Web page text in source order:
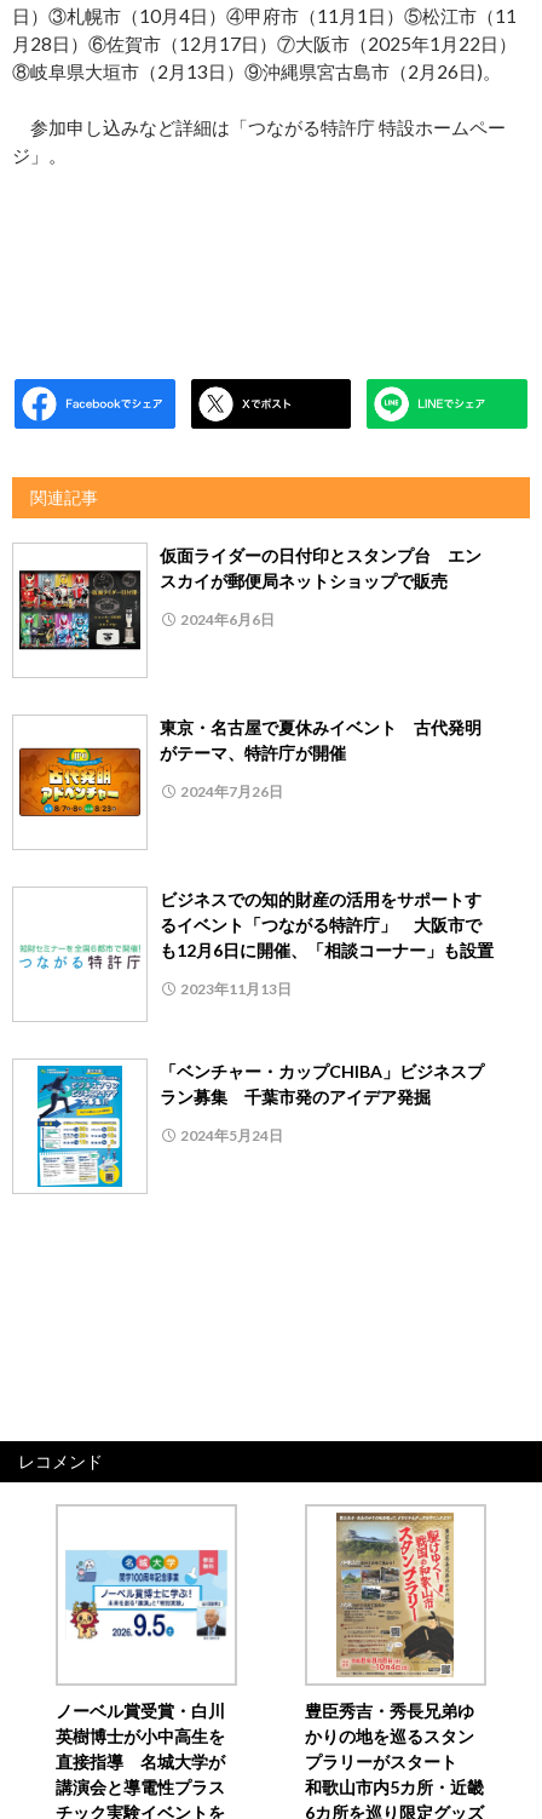
日）③札幌市（10月4日）④甲府市（11月1日）⑤松江市（11
月28日）⑥佐賀市（12月17日）⑦大阪市（2025年1月22日）
⑧岐阜県大垣市（2月13日）⑨沖縄県宮古島市（2月26日)。
参加申し込みなど詳細は「つながる特許庁 特設ホームペー
ジ」。
関連記事
仮面ライダーの日付印とスタンプ台 エン
スカイが郵便局ネットショップで販売
2024年6月6日
東京・名古屋で夏休みイベント 古代発明
がテーマ、特許庁が開催
2024年7月26日
ビジネスでの知的財産の活用をサポートす
るイベント「つながる特許庁」 大阪市で
も12月6日に開催、「相談コーナー」も設置
2023年11月13日
「ベンチャー・カップCHIBA」ビジネスプ
ラン募集 千葉市発のアイデア発掘
2024年5月24日
レコメンド
ノーベル賞受賞・白川
英樹博士が小中高生を
直接指導 名城大学が
講演会と導電性プラス
チック実験イベントを
豊臣秀吉・秀長兄弟ゆ
かりの地を巡るスタン
プラリーがスタート
和歌山市内5カ所・近畿
6カ所を巡り限定グッズ